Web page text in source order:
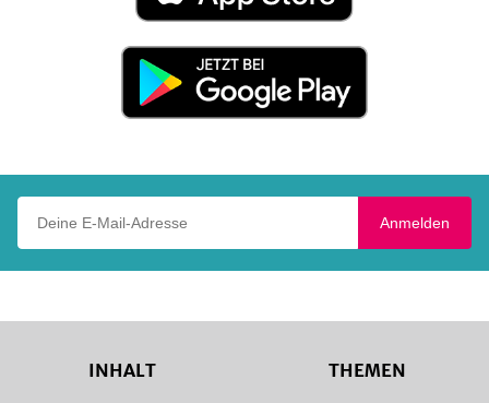
App
Jetzt
Google
Anmelden
INHALT THEMEN